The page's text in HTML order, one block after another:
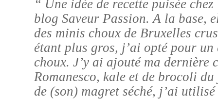
“ Une idée de recette puisée
blog Saveur Passion. A la base,
des minis choux de Bruxelles
étant plus gros, j’ai opté pour un
choux. J’y ai ajouté ma dernière
Romanesco, kale et de brocoli
de (son) magret séché, j’ai